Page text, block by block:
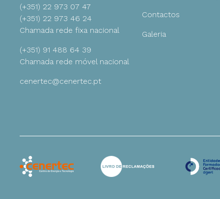
(+351) 22 973 07 47
(+351) 22 973 46 24
Chamada rede fixa nacional
(+351) 91 488 64 39
Chamada rede móvel nacional
cenertec@cenertec.pt
Contactos
Galeria